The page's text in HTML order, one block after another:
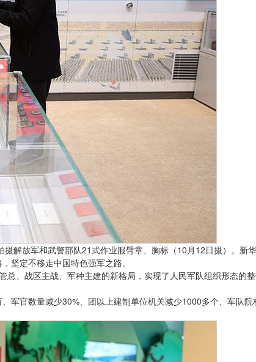
解放军和武警部队21式作业服臂章、胸标（10月12日摄）。新
坚定不移走中国特色强军之路。
、战区主战、军种主建的新格局，实现了人民军队组织形态的
军官数量减少30%、团以上建制单位机关减少1000多个、军队